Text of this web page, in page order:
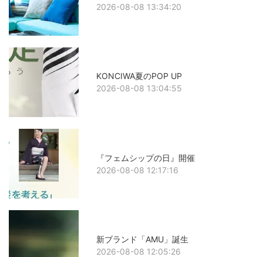
2026-08-08 13:34:20
KONCIWA夏のPOP UP
2026-08-08 13:04:55
『フェムシップの日』開催
2026-08-08 12:17:16
新ブランド「AMU」誕生
2026-08-08 12:05:26